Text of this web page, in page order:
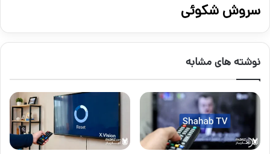
سروش شکوئی
نوشته های مشابه